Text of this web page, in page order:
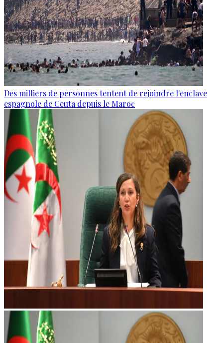
Des milliers de personnes tentent de rejoindre l'enclave
espagnole de Ceuta depuis le Maroc